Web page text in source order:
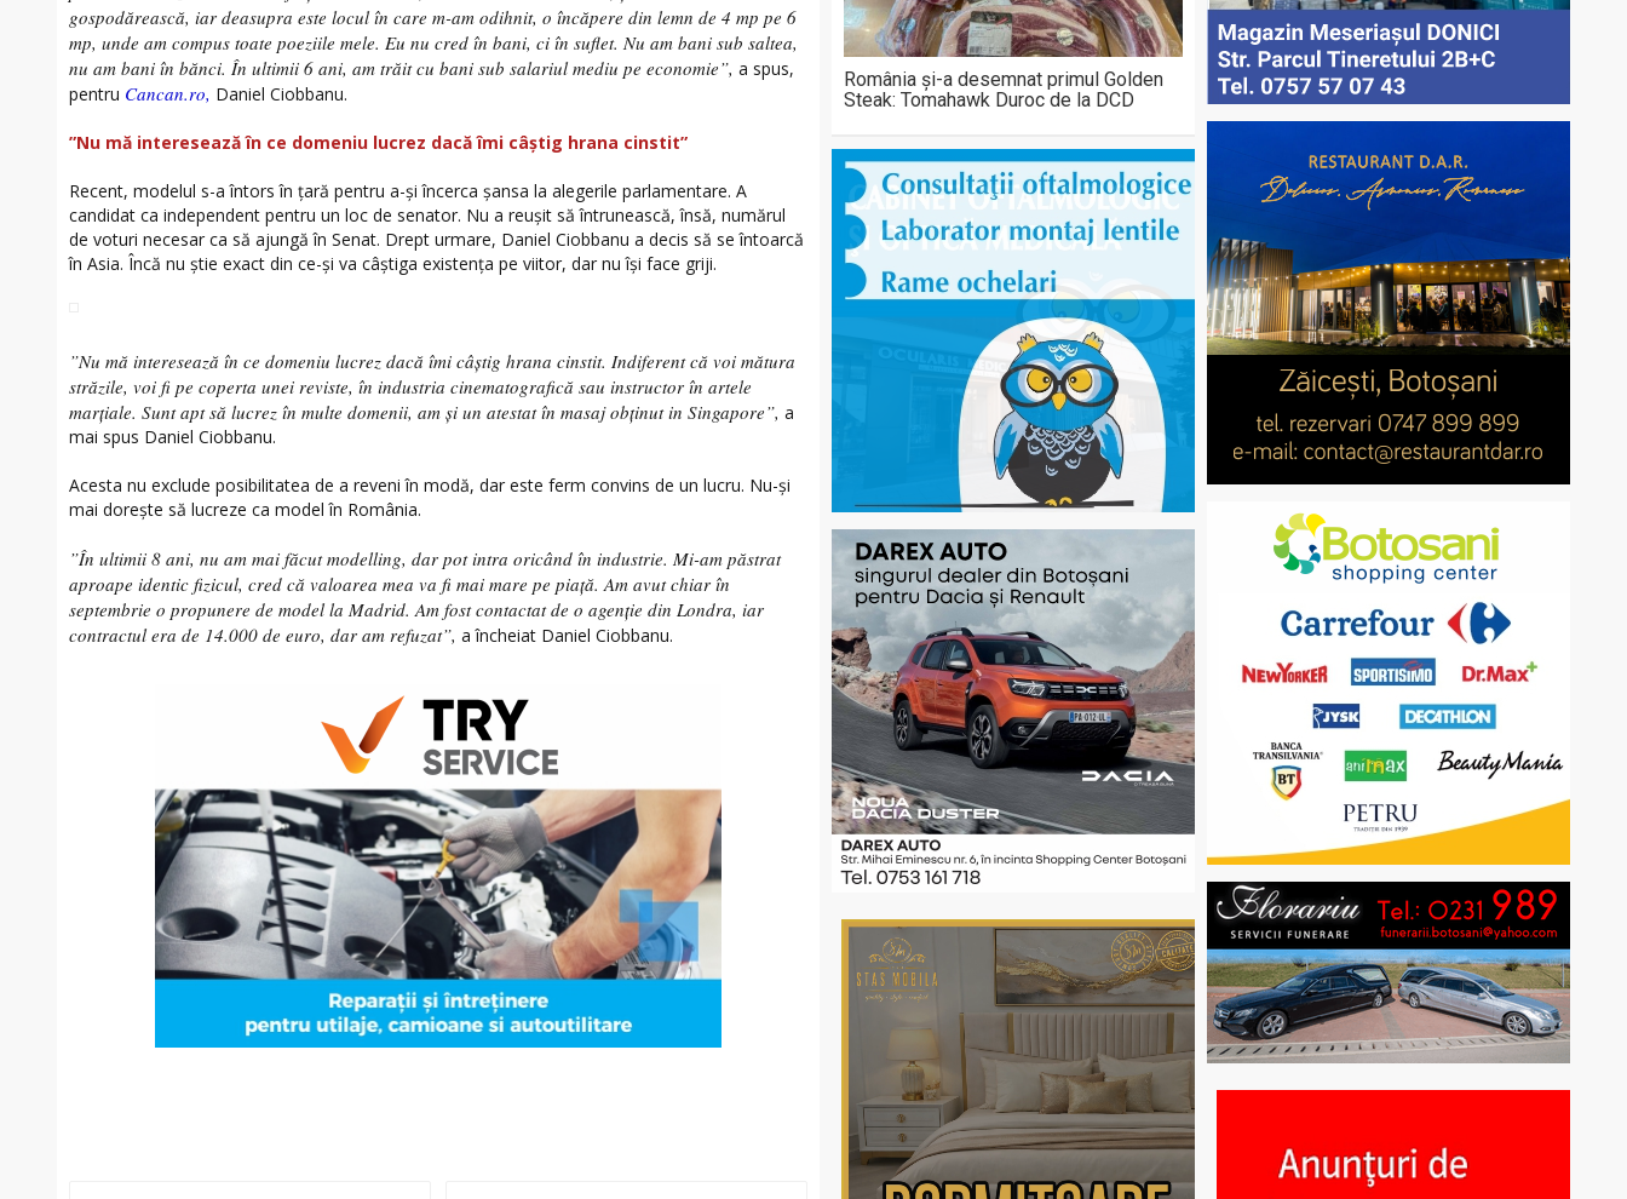
gospodărească, iar deasupra este locul în care m-am odihnit, o încăpere din lemn de 4 mp pe 6
mp, unde am compus toate poeziile mele. Eu nu cred în bani, ci în suflet. Nu am bani sub saltea,
nu am bani în bănci. În ultimii 6 ani, am trăit cu bani sub salariul mediu pe economie”, a spus,
pentru Cancan.ro, Daniel Ciobbanu.
”Nu mă interesează în ce domeniu lucrez dacă îmi câștig hrana cinstit”
Recent, modelul s-a întors în țară pentru a-și încerca șansa la alegerile parlamentare. A
candidat ca independent pentru un loc de senator. Nu a reușit să întrunească, însă, numărul
de voturi necesar ca să ajungă în Senat. Drept urmare, Daniel Ciobbanu a decis să se întoarcă
în Asia. Încă nu știe exact din ce-și va câștiga existența pe viitor, dar nu își face griji.
”Nu mă interesează în ce domeniu lucrez dacă îmi câștig hrana cinstit. Indiferent că voi mătura
străzile, voi fi pe coperta unei reviste, în industria cinematografică sau instructor în artele
marțiale. Sunt apt să lucrez în multe domenii, am și un atestat în masaj obținut in Singapore”, a
mai spus Daniel Ciobbanu.
Acesta nu exclude posibilitatea de a reveni în modă, dar este ferm convins de un lucru. Nu-și
mai dorește să lucreze ca model în România.
”În ultimii 8 ani, nu am mai făcut modelling, dar pot intra oricând în industrie. Mi-am păstrat
aproape identic fizicul, cred că valoarea mea va fi mai mare pe piață. Am avut chiar în
septembrie o propunere de model la Madrid. Am fost contactat de o agenție din Londra, iar
contractul era de 14.000 de euro, dar am refuzat”, a încheiat Daniel Ciobbanu.
România și-a desemnat primul Golden
Steak: Tomahawk Duroc de la DCD